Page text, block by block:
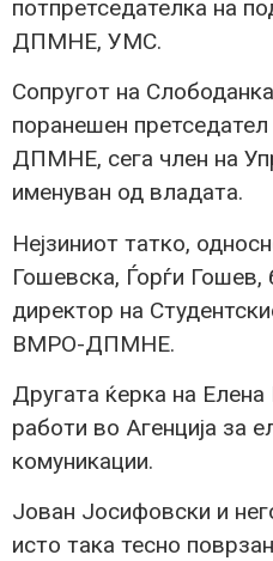
потпретседателка на
ДПМНЕ, УМС.
Сопругот на
поранешен
ДПМНЕ, сега член на
именуван од владата.
Нејзиниот татко,
Гошевска, Ѓорѓи
директор на
ВМРО-ДПМНЕ.
Другата ќерка на
работи во Агенција за
комуникации.
Јован Јосифовски и
исто така тесно